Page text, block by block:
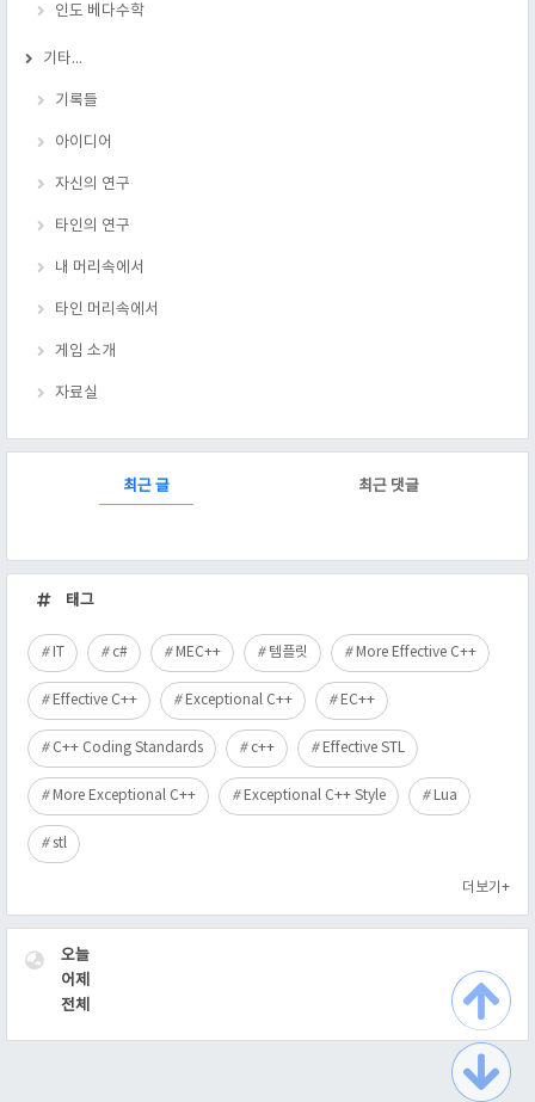
인도 베다수학
기타...
기록들
아이디어
자신의 연구
타인의 연구
내 머리속에서
타인 머리속에서
게임 소개
자료실
최근 글 최근 댓글
근
글
태그
IT c# MEC++ 템플릿 More Effective C++
Effective C++ Exceptional C++ EC++
C++ Coding Standards c++ Effective STL
More Exceptional C++ Exceptional C++ Style Lua
stl
더보기+
VISITOR
오늘
어제
전체